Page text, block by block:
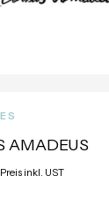
AMADEUS
Preis inkl. UST